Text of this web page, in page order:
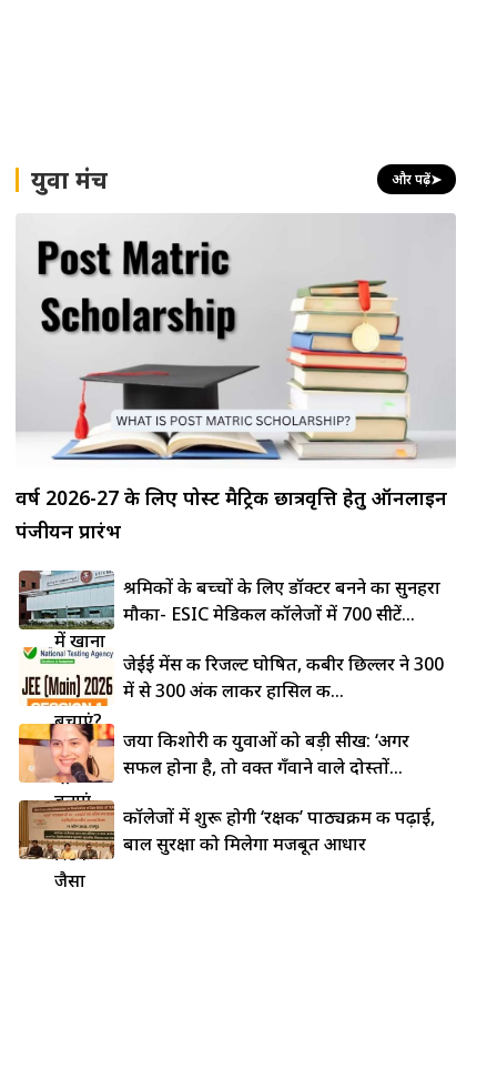
लोहे की
कड़ाही
में खाना
चिपकने
से कैसे
बचाएं?
5 देसी
ट्रिक्स से
बनाएं
नॉन-
स्टिक
जैसा
युवा मंच और पढ़ें➤
वर्ष 2026-27 के लिए पोस्ट मैट्रिक छात्रवृत्ति हेतु ऑनलाइन
पंजीयन प्रारंभ
श्रमिकों के बच्चों के लिए डॉक्टर बनने का सुनहरा
मौका- ESIC मेडिकल कॉलेजों में 700 सीटें...
जेईई मेंस की रिजल्ट घोषित, कबीर छिल्लर ने 300
में से 300 अंक लाकर हासिल की...
जया किशोरी की युवाओं को बड़ी सीख: ‘अगर
सफल होना है, तो वक्त गँवाने वाले दोस्तों...
कॉलेजों में शुरू होगी ‘रक्षक’ पाठ्यक्रम की पढ़ाई,
बाल सुरक्षा को मिलेगा मजबूत आधार